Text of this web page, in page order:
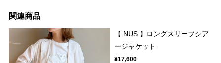
関連商品
【 NUS 】ロングスリーブシア
ージャケット
¥17,600